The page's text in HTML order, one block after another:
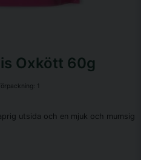
Oxkött 60g
1
utsida och en mjuk och mumsig